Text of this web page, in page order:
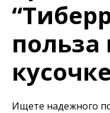
кусочке
Ищете надежного